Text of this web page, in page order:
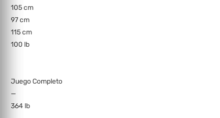
105 cm
97 cm
115 cm
100 lb
Juego Completo
—
364 lb